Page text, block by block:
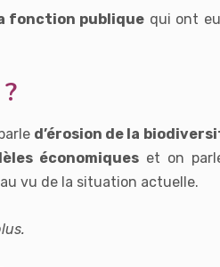
fonction publique qui ont
d’érosion de la
économiques et on
vu de la situation actuelle.